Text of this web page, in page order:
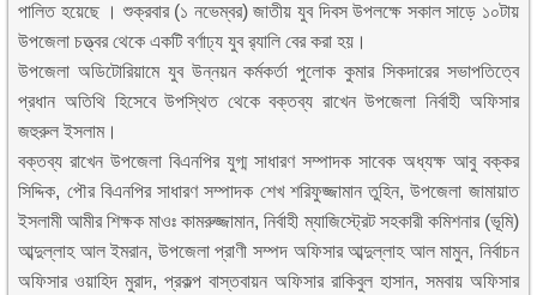
পালিত হয়েছে । শুক্রবার (১ নভেম্বর) জাতীয় যুব দিবস উপলক্ষে সকাল সাড়ে ১০টায়
উপজেলা চত্ত্বর থেকে একটি বর্ণাঢ্য যুব র‌্যালি বের করা হয়।
উপজেলা অডিটোরিয়ামে যুব উন্নয়ন কর্মকর্তা পুলোক কুমার সিকদারের সভাপতিত্বে
প্রধান অতিথি হিসেবে উপস্থিত থেকে বক্তব্য রাখেন উপজেলা নির্বাহী অফিসার
জহুরুল ইসলাম।
বক্তব্য রাখেন উপজেলা বিএনপির যুগ্ম সাধারণ সম্পাদক সাবেক অধ্যক্ষ আবু বক্কর
সিদ্দিক, পৌর বিএনপির সাধারণ সম্পাদক শেখ শরিফুজ্জামান তুহিন, উপজেলা জামায়াত
ইসলামী আমীর শিক্ষক মাওঃ কামরুজ্জামান, নির্বাহী ম্যাজিস্ট্রেট সহকারী কমিশনার (ভূমি)
আব্দুল্লাহ আল ইমরান, উপজেলা প্রাণী সম্পদ অফিসার আব্দুল্লাহ আল মামুন, নির্বাচন
অফিসার ওয়াহিদ মুরাদ, প্রকল্প বাস্তবায়ন অফিসার রাকিবুল হাসান, সমবায় অফিসার